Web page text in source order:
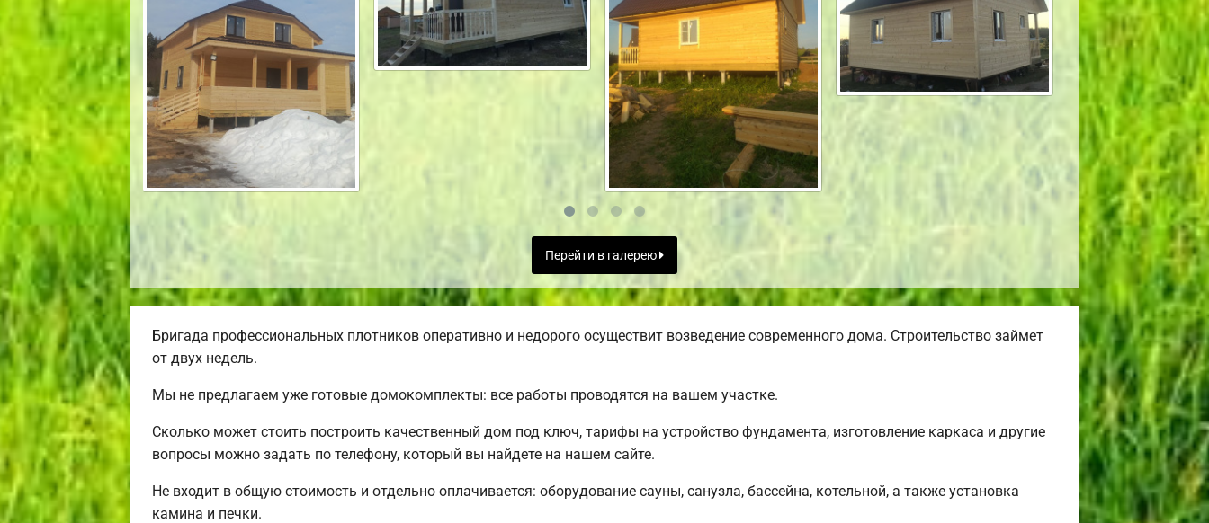
Перейти в галерею
Бригада профессиональных плотников оперативно и недорого осуществит возведение современного дома. Строительство займет
от двух недель.
Мы не предлагаем уже готовые домокомплекты: все работы проводятся на вашем участке.
Сколько может стоить построить качественный дом под ключ, тарифы на устройство фундамента, изготовление каркаса и другие
вопросы можно задать по телефону, который вы найдете на нашем сайте.
Не входит в общую стоимость и отдельно оплачивается: оборудование сауны, санузла, бассейна, котельной, а также установка
камина и печки.